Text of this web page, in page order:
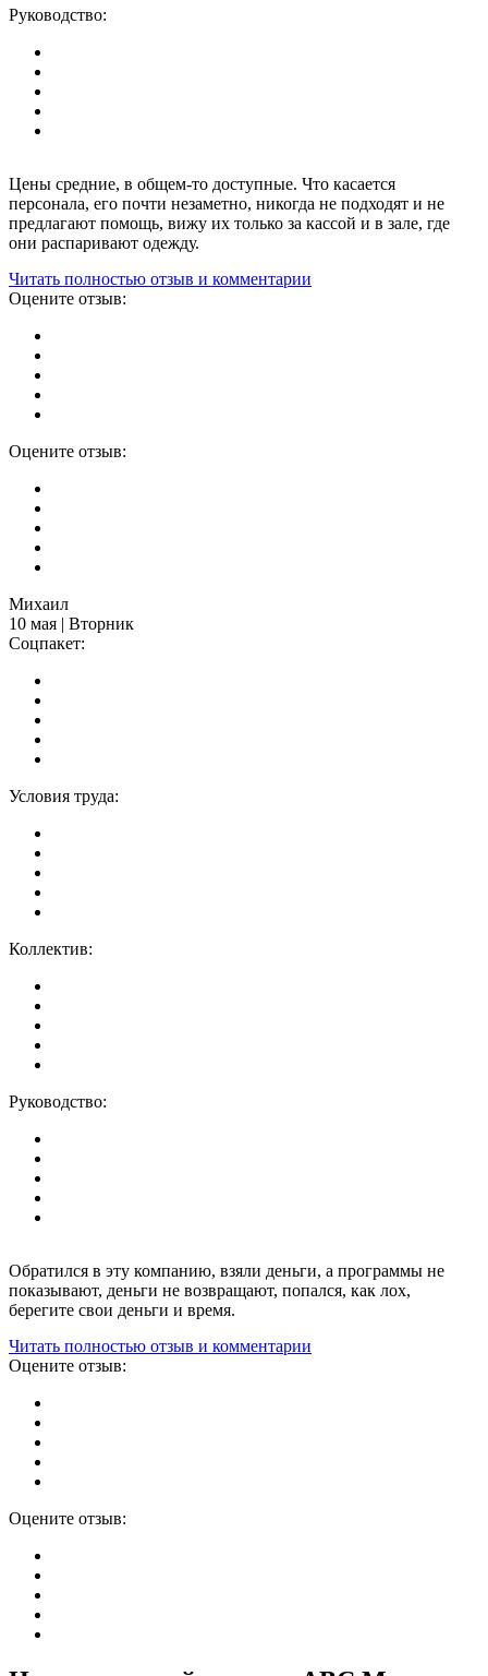
Руководство:
Цены средние, в общем-то доступные. Что касается
персонала, его почти незаметно, никогда не подходят и не
предлагают помощь, вижу их только за кассой и в зале, где
они распаривают одежду.
Читать полностью отзыв и комментарии
Оцените отзыв:
Оцените отзыв:
Михаил
10 мая | Вторник
Соцпакет:
Условия труда:
Коллектив:
Руководство:
Обратился в эту компанию, взяли деньги, а программы не
показывают, деньги не возвращают, попался, как лох,
берегите свои деньги и время.
Читать полностью отзыв и комментарии
Оцените отзыв:
Оцените отзыв: